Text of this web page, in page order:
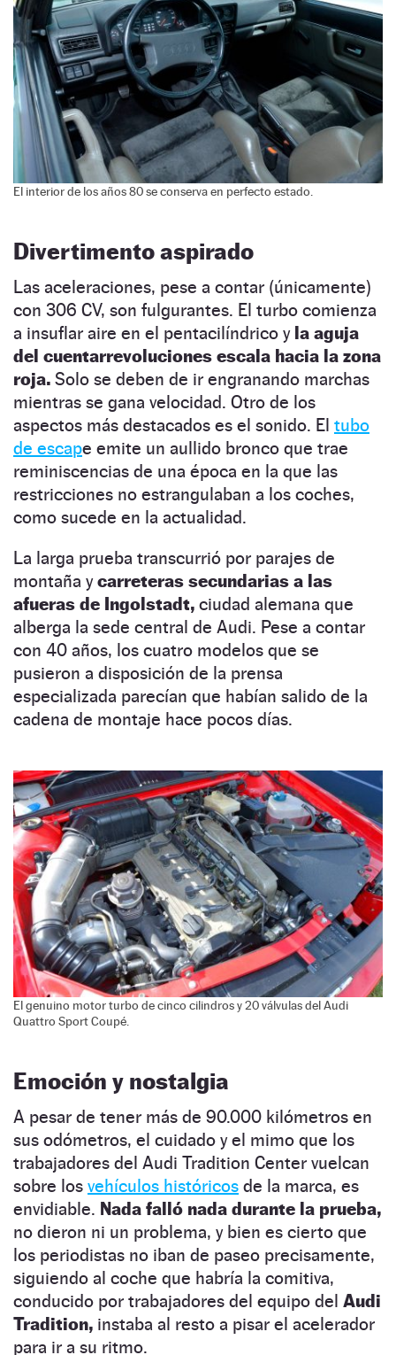
El interior de los años 80 se conserva en perfecto estado.
Divertimento aspirado
Las aceleraciones, pese a contar (únicamente)
con 306 CV, son fulgurantes. El turbo comienza
a insuflar aire en el pentacilíndrico y la aguja
del cuentarrevoluciones escala hacia la zona
roja. Solo se deben de ir engranando marchas
mientras se gana velocidad. Otro de los
aspectos más destacados es el sonido. El tubo
de escape emite un aullido bronco que trae
reminiscencias de una época en la que las
restricciones no estrangulaban a los coches,
como sucede en la actualidad.
La larga prueba transcurrió por parajes de
montaña ycarreteras secundarias a las
afueras de Ingolstadt, ciudad alemana que
alberga la sede central de Audi. Pese a contar
con 40 años, los cuatro modelos que se
pusieron a disposición de la prensa
especializada parecían que habían salido de la
cadena de montaje hace pocos días.
El genuino motor turbo de cinco cilindros y 20 válvulas del Audi
Quattro Sport Coupé.
Emoción y nostalgia
A pesar de tener más de 90.000 kilómetros en
sus odómetros, el cuidado y el mimo que los
trabajadores del Audi Tradition Center vuelcan
sobre los vehículos históricos de la marca, es
envidiable. Nada falló nada durante la prueba,
no dieron ni un problema, y bien es cierto que
los periodistas no iban de paseo precisamente,
siguiendo al coche que habría la comitiva,
conducido por trabajadores del equipo del Audi
Tradition, instaba al resto a pisar el acelerador
para ir a su ritmo.